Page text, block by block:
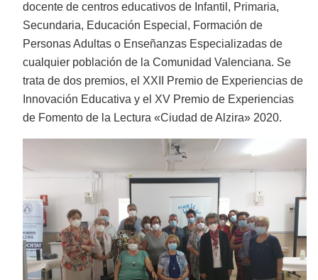
docente de centros educativos de Infantil, Primaria,
Secundaria, Educación Especial, Formación de
Personas Adultas o Enseñanzas Especializadas de
cualquier población de la Comunidad Valenciana. Se
trata de dos premios, el XXII Premio de Experiencias de
Innovación Educativa y el XV Premio de Experiencias
de Fomento de la Lectura «Ciudad de Alzira» 2020.